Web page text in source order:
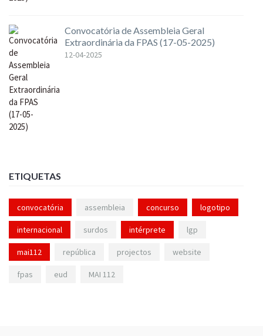
Convocatória de Assembleia Geral
Extraordinária da FPAS (17-05-2025)
12-04-2025
ETIQUETAS
convocatória assembleia concurso logotipo
internacional surdos intérprete lgp
mai112 república projectos website
fpas eud MAI 112